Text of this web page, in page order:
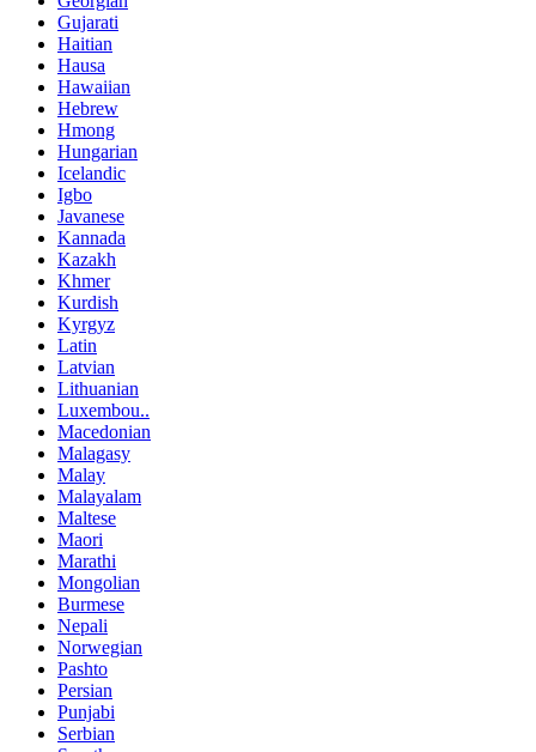
Gujarati
Haitian
Hausa
Hawaiian
Hebrew
Hmong
Hungarian
Icelandic
Igbo
Javanese
Kannada
Kazakh
Khmer
Kurdish
Kyrgyz
Latin
Latvian
Lithuanian
Luxembou..
Macedonian
Malagasy
Malay
Malayalam
Maltese
Maori
Marathi
Mongolian
Burmese
Nepali
Norwegian
Pashto
Persian
Punjabi
Serbian